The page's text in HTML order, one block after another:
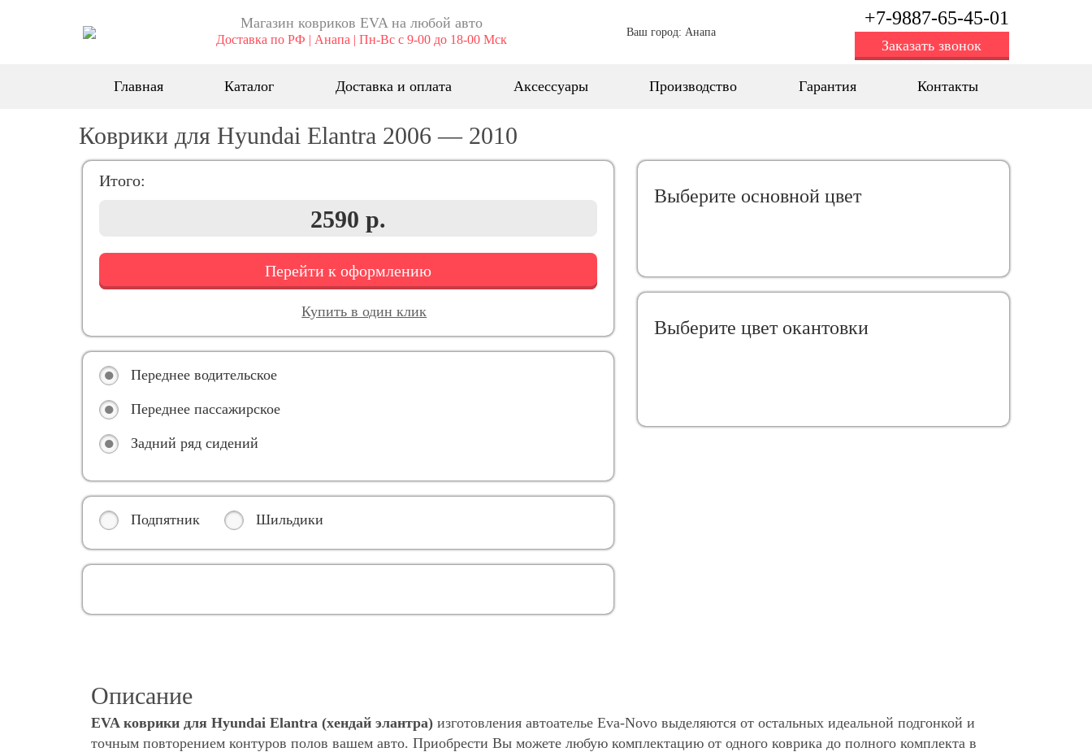
Магазин ковриков EVA ​на любой авто
Доставка по РФ | Анапа | Пн-Вс с 9-00 до 18-00 Мск
Ваш город: Анапа
+7-9887-65-45-01
Заказать звонок
Главная Каталог Доставка и оплата Аксессуары Производство Гарантия Контакты
Коврики для Hyundai Elantra 2006 — 2010
Итого:
2590 р.
Перейти к оформлению
Купить в один клик
Переднее водительское
Переднее пассажирское
Задний ряд сидений
Подпятник Шильдики
Выберите oсновной цвет
Выберите цвет окантовки
Описание
EVA коврики для Hyundai Elantra (хендай элантра) изготовления автоателье Eva-Novo выделяются от остальных идеальной подгонкой и
точным повторением контуров полов вашем авто. Приобрести Вы можете любую комплектацию от одного коврика до полного комплекта в